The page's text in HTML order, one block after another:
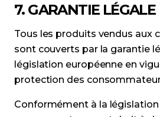
7. GARANTIE LÉGALE
Tous les produits vendus aux
sont couverts par la garantie
législation européenne en
protection des
Conformément à la législation